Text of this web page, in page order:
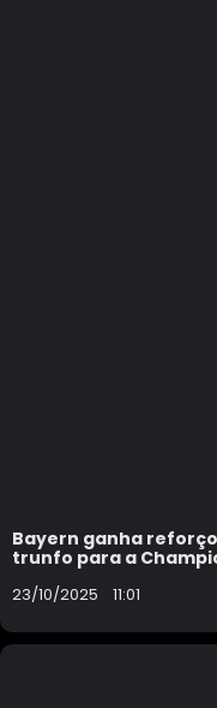
Bayern ganha
trunfo para a
23/10/2025 11:01